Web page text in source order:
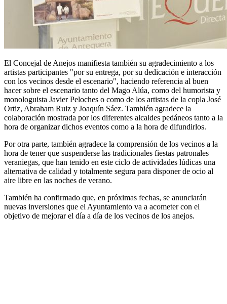
El Concejal de Anejos manifiesta también su agradecimiento a los
artistas participantes "por su entrega, por su dedicación e interacción
con los vecinos desde el escenario", haciendo referencia al buen
hacer sobre el escenario tanto del Mago Alúa, como del humorista y
monologuista Javier Peloches o como de los artistas de la copla José
Ortiz, Abraham Ruiz y Joaquín Sáez. También agradece la
colaboración mostrada por los diferentes alcaldes pedáneos tanto a la
hora de organizar dichos eventos como a la hora de difundirlos.
Por otra parte, también agradece la comprensión de los vecinos a la
hora de tener que suspenderse las tradicionales fiestas patronales
veraniegas, que han tenido en este ciclo de actividades lúdicas una
alternativa de calidad y totalmente segura para disponer de ocio al
aire libre en las noches de verano.
También ha confirmado que, en próximas fechas, se anunciarán
nuevas inversiones que el Ayuntamiento va a acometer con el
objetivo de mejorar el día a día de los vecinos de los anejos.